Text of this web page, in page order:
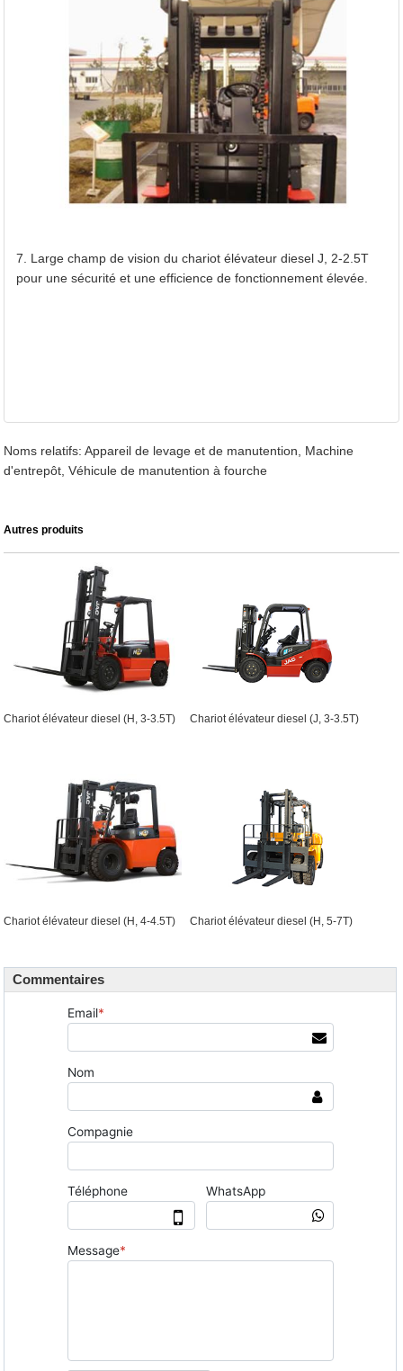
7. Large champ de vision du chariot élévateur diesel J, 2-2.5T
pour une sécurité et une efficience de fonctionnement élevée.
Noms relatifs: Appareil de levage et de manutention, Machine
d'entrepôt, Véhicule de manutention à fourche
Autres produits
Chariot élévateur diesel (H, 3-3.5T) Chariot élévateur diesel (J, 3-3.5T)
Chariot élévateur diesel (H, 4-4.5T) Chariot élévateur diesel (H, 5-7T)
Commentaires